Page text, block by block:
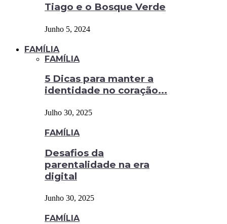
Tiago e o Bosque Verde
Junho 5, 2024
FAMÍLIA
FAMÍLIA
5 Dicas para manter a
identidade no coração...
Julho 30, 2025
FAMÍLIA
Desafios da
parentalidade na era
digital
Junho 30, 2025
FAMÍLIA